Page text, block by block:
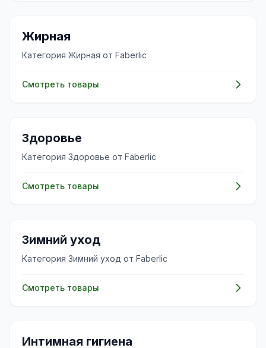
✨
Жирная
Категория Жирная от Faberlic
Смотреть товары
💊
Здоровье
Категория Здоровье от Faberlic
Смотреть товары
🧴
Зимний уход
Категория Зимний уход от Faberlic
Смотреть товары
✨
Интимная гигиена